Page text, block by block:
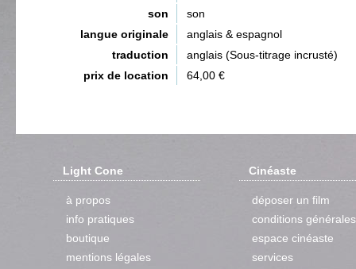
son
son
langue originale
anglais & espagnol
traduction
anglais (Sous-titrage incrusté)
prix de location
64,00 €
Light Cone
à propos
info pratiques
boutique
mentions légales
Cinéaste
déposer un film
conditions générales
espace cinéaste
services